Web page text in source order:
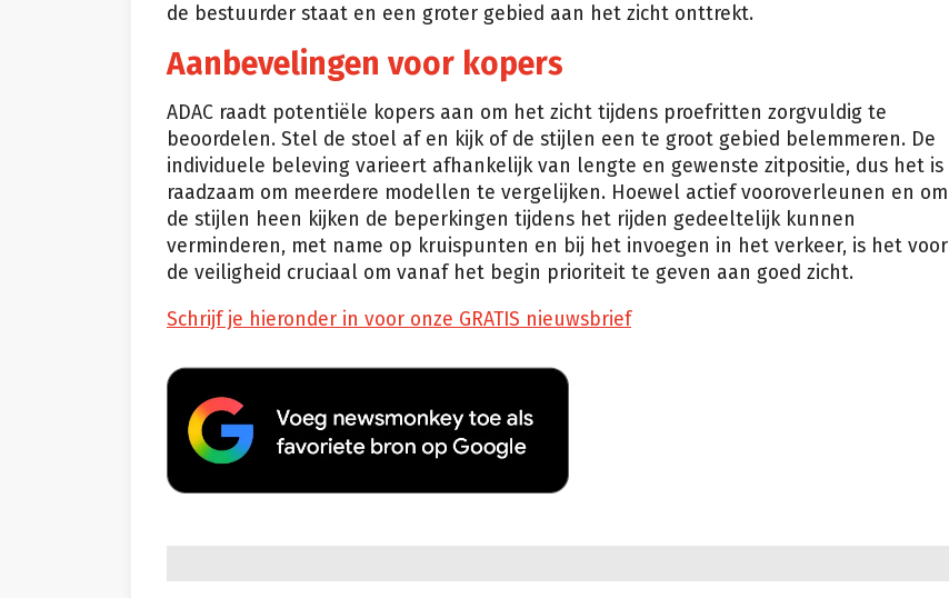
de bestuurder staat en een groter gebied aan het zicht onttrekt.
Aanbevelingen voor kopers
ADAC raadt potentiële kopers aan om het zicht tijdens proefritten zorgvuldig te
beoordelen. Stel de stoel af en kijk of de stijlen een te groot gebied belemmeren. De
individuele beleving varieert afhankelijk van lengte en gewenste zitpositie, dus het is
raadzaam om meerdere modellen te vergelijken. Hoewel actief vooroverleunen en om
de stijlen heen kijken de beperkingen tijdens het rijden gedeeltelijk kunnen
verminderen, met name op kruispunten en bij het invoegen in het verkeer, is het voor
de veiligheid cruciaal om vanaf het begin prioriteit te geven aan goed zicht.
Schrijf je hieronder in voor onze GRATIS nieuwsbrief